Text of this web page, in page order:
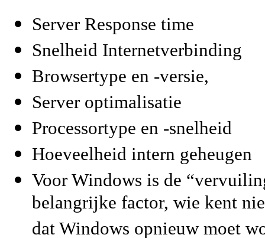
Server Response time
Snelheid Internetverbinding
Browsertype en -versie,
Server optimalisatie
Processortype en -snelheid
Hoeveelheid intern geheugen
Voor Windows is de
belangrijke factor, wie kent
dat Windows opnieuw moet